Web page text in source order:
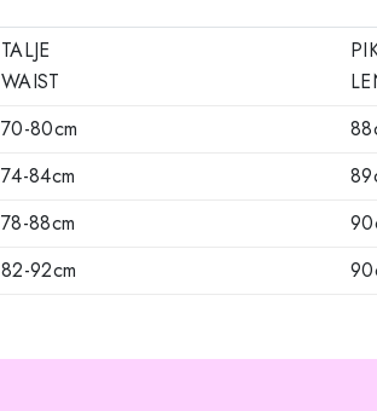
TALJE
WAIST
70-80cm
74-84cm
78-88cm
82-92cm